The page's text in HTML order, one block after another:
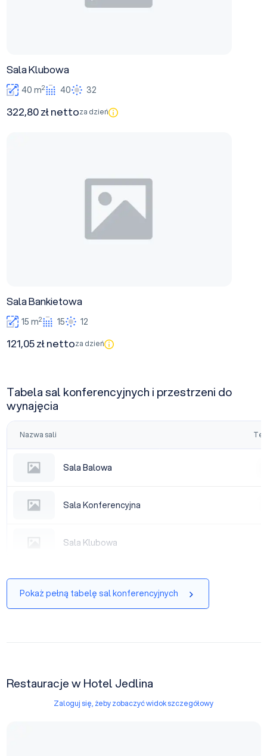
Sala Klubowa
40 m2 40 32
322,80 zł nettoza dzień
Sala Bankietowa
15 m2 15 12
121,05 zł nettoza dzień
Tabela sal konferencyjnych i przestrzeni do
wynajęcia
Nazwa sali
Sala Balowa
Sala Balowa
Sala Konferencyjna
Sala Konferencyjna
Sala Klubowa
Pokaż pełną tabelę sal konferencyjnych
Restauracje w Hotel Jedlina
Zaloguj się, żeby zobaczyć widok szczegółowy